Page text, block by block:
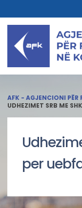
AFK - AGJENCIONI PËR
UDHEZIMET SRB ME
per